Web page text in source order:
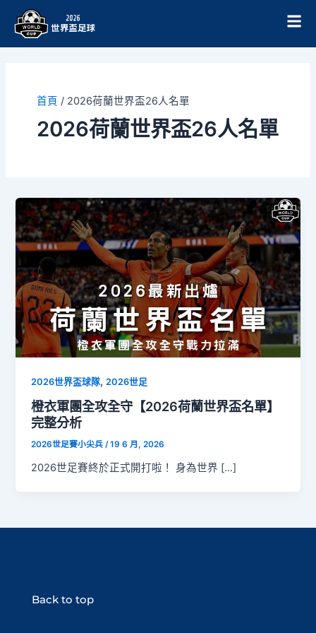
首頁 / 2026荷蘭世界盃26人名單
2026荷蘭世界盃26人名單
2026世界盃球隊,2026世足
橙衣軍團全攻全守【2026荷蘭世界盃名單】
完整分析
2026世足賽小尖兵/19 6 月, 2026
2026世足賽終於正式開打啦！ 身為世界 […]
Back to top